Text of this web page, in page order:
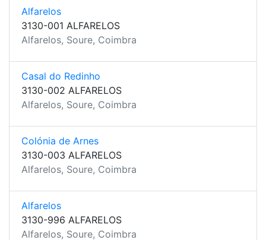
Alfarelos
3130-001 ALFARELOS
Alfarelos, Soure, Coimbra
Casal do Redinho
3130-002 ALFARELOS
Alfarelos, Soure, Coimbra
Colónia de Arnes
3130-003 ALFARELOS
Alfarelos, Soure, Coimbra
Alfarelos
3130-996 ALFARELOS
Alfarelos, Soure, Coimbra